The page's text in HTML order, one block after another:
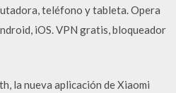
teléfono y tableta. Opera
iOS. VPN gratis, bloqueador
la nueva aplicación de Xiaomi